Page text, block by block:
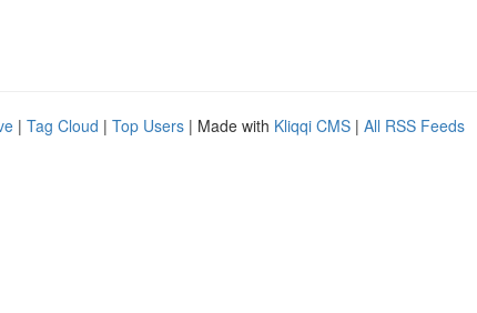
| Tag Cloud | Top Users | Made with Kliqqi CMS | All RSS Feeds